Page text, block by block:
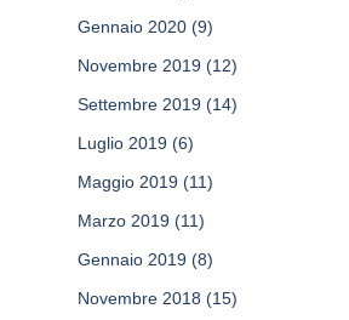
Gennaio 2020 (9)
Novembre 2019 (12)
Settembre 2019 (14)
Luglio 2019 (6)
Maggio 2019 (11)
Marzo 2019 (11)
Gennaio 2019 (8)
Novembre 2018 (15)